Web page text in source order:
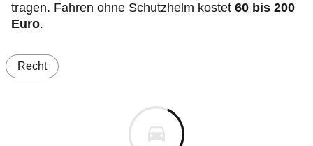
tragen. Fahren ohne Schutzhelm kostet 60 bis 200
Euro.
Recht